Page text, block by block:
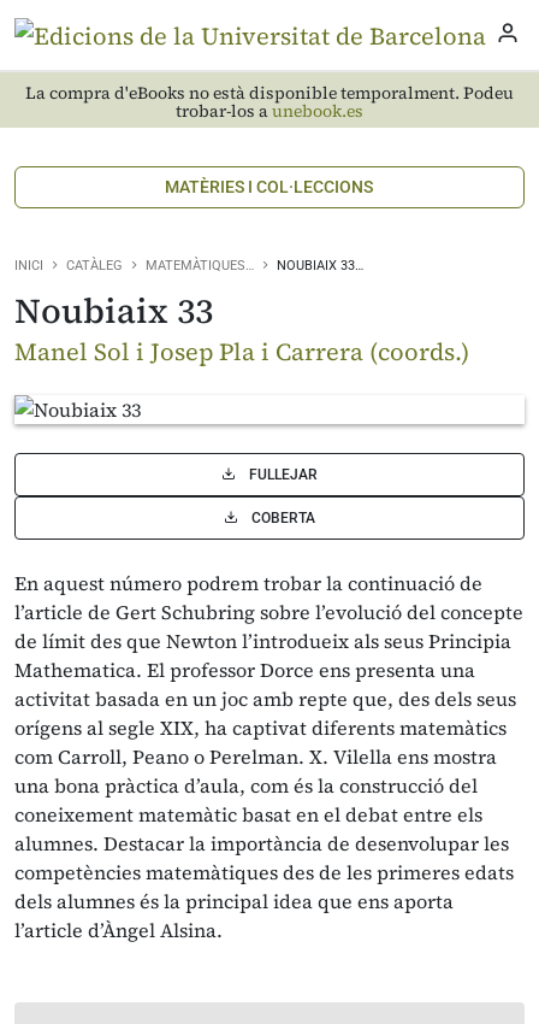
La compra d'eBooks no està disponible temporalment. Podeu
trobar-los aunebook.es
MATÈRIES I COL·LECCIONS
INICI CATÀLEG MATEMÀTIQUES… NOUBIAIX 33…
Noubiaix 33
Manel Sol i Josep Pla i Carrera (coords.)
FULLEJAR
COBERTA
En aquest número podrem trobar la continuació de
l’article de Gert Schubring sobre l’evolució del concepte
de límit des que Newton l’introdueix als seus Principia
Mathematica. El professor Dorce ens presenta una
activitat basada en un joc amb repte que, des dels seus
orígens al segle XIX, ha captivat diferents matemàtics
com Carroll, Peano o Perelman. X. Vilella ens mostra
una bona pràctica d’aula, com és la construcció del
coneixement matemàtic basat en el debat entre els
alumnes. Destacar la importància de desenvolupar les
competències matemàtiques des de les primeres edats
dels alumnes és la principal idea que ens aporta
l’article d’Àngel Alsina.